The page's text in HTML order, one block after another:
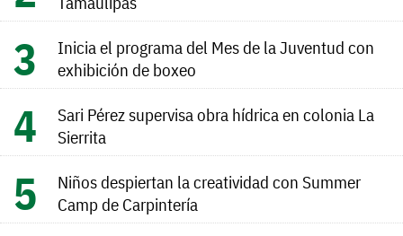
Inicia el programa del Mes de la Juventud con
exhibición de boxeo
Sari Pérez supervisa obra hídrica en colonia La
Sierrita
Niños despiertan la creatividad con Summer
Camp de Carpintería